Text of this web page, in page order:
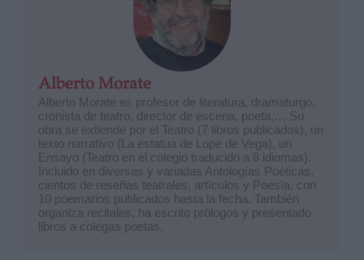
Alberto Morate
Alberto Morate es profesor de literatura, dramaturgo,
cronista de teatro, director de escena, poeta,… Su
obra se extiende por el Teatro (7 libros publicados), un
texto narrativo (La estatua de Lope de Vega), un
Ensayo (Teatro en el colegio traducido a 8 idiomas).
Incluido en diversas y variadas Antologías Poéticas,
cientos de reseñas teatrales, artículos y Poesía, con
10 poemarios publicados hasta la fecha. También
organiza recitales, ha escrito prólogos y presentado
libros a colegas poetas.